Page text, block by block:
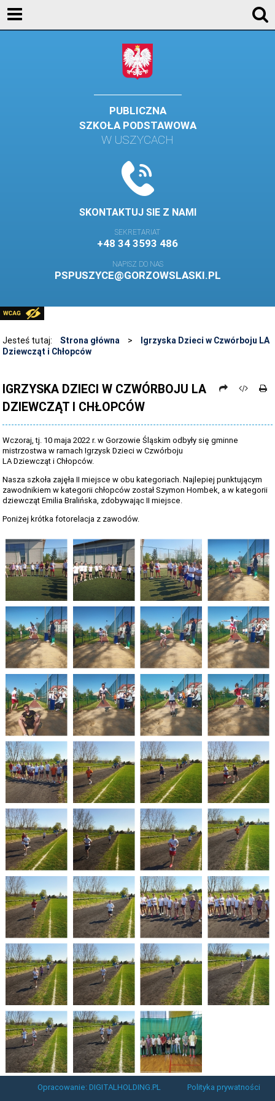
PUBLICZNA
SZKOŁA PODSTAWOWA
W USZYCACH
SKONTAKTUJ SIE Z NAMI
SEKRETARIAT
+48 34 3593 486
NAPISZ DO NAS
PSPUSZYCE@GORZOWSLASKI.PL
STANDARDY OCHRONY MAŁOLETNICH
PRZECIWDZIAŁANIE PRZEMOCY RÓWIEŚNICZEJ
ŚWIETLICA
LABORATORIUM PRZYSZŁOŚCI
KONKURSY
ZAWODY SPORTOWE
ARCHIWUM STRONY
Jesteś tutaj: Strona główna >
Igrzyska Dzieci w Czwórboju LA
Dziewcząt i Chłopców
IGRZYSKA DZIECI W CZWÓRBOJU LA
DZIEWCZĄT I CHŁOPCÓW
Wczoraj, tj. 10 maja 2022 r. w Gorzowie Śląskim odbyły się gminne
mistrzostwa w ramach Igrzysk Dzieci w Czwórboju
LA Dziewcząt i Chłopców.
Nasza szkoła zajęła II miejsce w obu kategoriach. Najlepiej punktującym
zawodnikiem w kategorii chłopców został Szymon Hombek, a w kategorii
dziewcząt Emilia Bralińska, zdobywając II miejsce.
Poniżej krótka fotorelacja z zawodów.
Opracowanie: DIGITALHOLDING.PL Polityka prywatności